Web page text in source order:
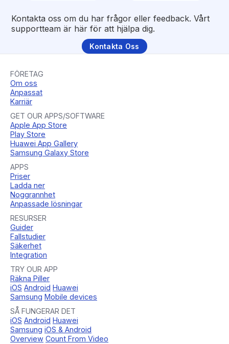
Kontakta oss om du har frågor eller feedback. Vårt
supportteam är här för att hjälpa dig.
Kontakta Oss
FÖRETAG
Om oss
Anpassat
Karriär
GET OUR APPS/SOFTWARE
Apple App Store
Play Store
Huawei App Gallery
Samsung Galaxy Store
APPS
Priser
Ladda ner
Noggrannhet
Anpassade lösningar
RESURSER
Guider
Fallstudier
Säkerhet
Integration
TRY OUR APP
Räkna Piller
iOS Android Huawei
Samsung Mobile devices
SÅ FUNGERAR DET
iOS Android Huawei
Samsung iOS & Android
Overview Count From Video